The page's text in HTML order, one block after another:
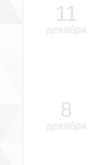
11
декабря
8
декабря